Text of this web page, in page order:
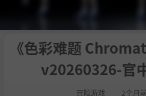
《色彩难题
v20260326-官
冒险游戏 2个月前